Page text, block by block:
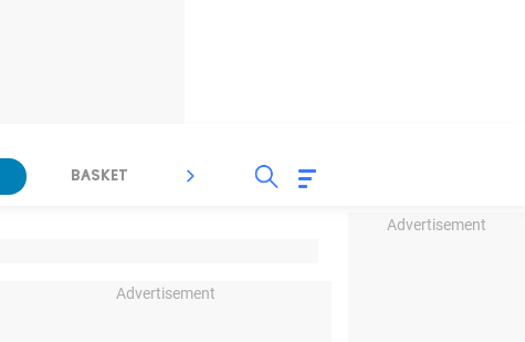
Advertisement
BASKET SPORT LAIN
Advertisement